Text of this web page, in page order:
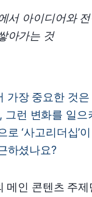
아이디어와
아가는 것
장 중요한 것
런 변화를 일으
‘사고리더십’
하셨나요?
인 콘텐츠 주제